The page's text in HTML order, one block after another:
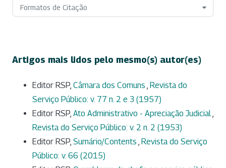
Formatos de Citação
Artigos mais lidos pelo mesmo(s) autor(es)
Editor RSP, Câmara dos Comuns , Revista do
Serviço Público: v. 77 n. 2 e 3 (1957)
Editor RSP, Ato Administrativo - Apreciação Judicial,
Revista do Serviço Público: v. 2 n. 2 (1953)
Editor RSP, Sumário/Contents , Revista do Serviço
Público: v. 66 (2015)